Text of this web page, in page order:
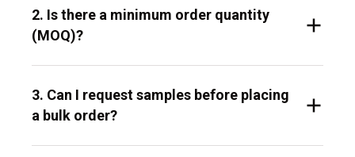
2. Is there a minimum order quantity
(MOQ)?
3. Can I request samples before placing
a bulk order?